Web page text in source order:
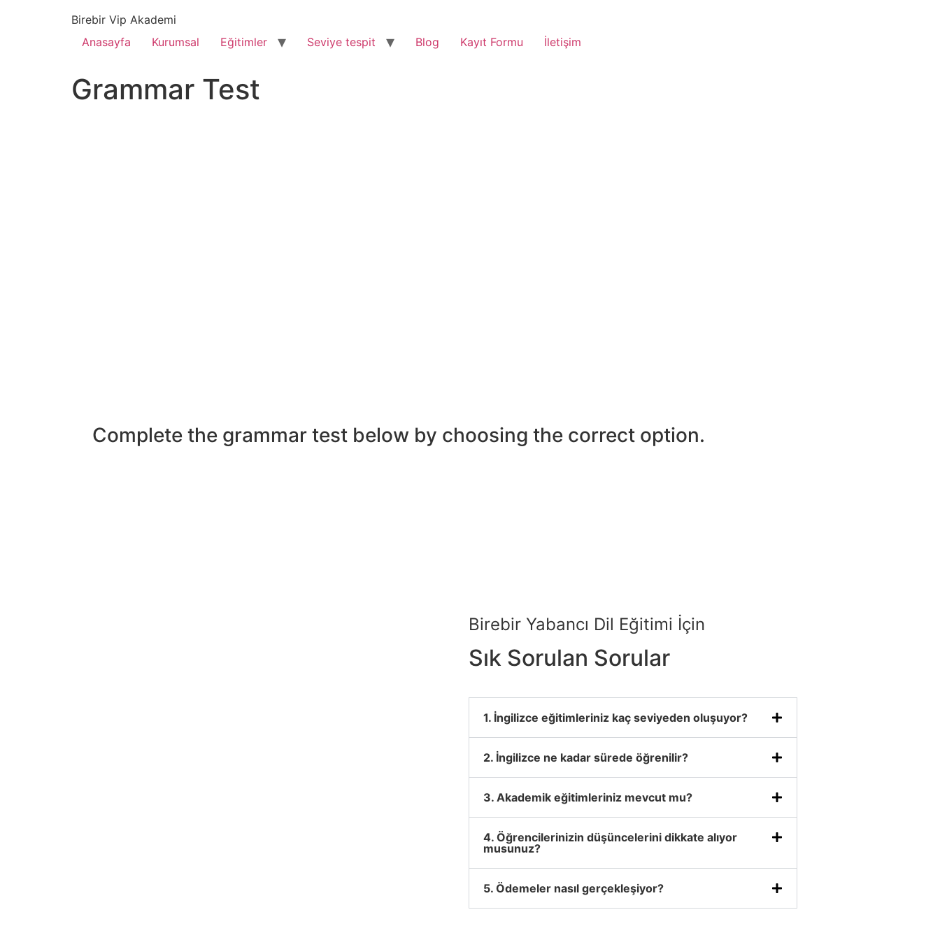
Birebir Vip Akademi
Anasayfa
Kurumsal Eğitimler Seviye tespit Blog Kayıt Formu İletişim
Grammar Test
Complete the grammar test below by choosing the correct option.
Birebir Yabancı Dil Eğitimi İçin
Sık Sorulan Sorular
1. İngilizce eğitimleriniz kaç seviyeden oluşuyor?
2. İngilizce ne kadar sürede öğrenilir?
3. Akademik eğitimleriniz mevcut mu?
4. Öğrencilerinizin düşüncelerini dikkate alıyor
musunuz?
5. Ödemeler nasıl gerçekleşiyor?